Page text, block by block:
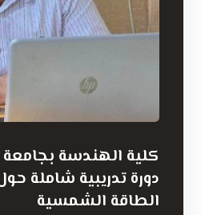
كلية الهندسة
دورة تدريبية شاملة
الطاقة الشمسية